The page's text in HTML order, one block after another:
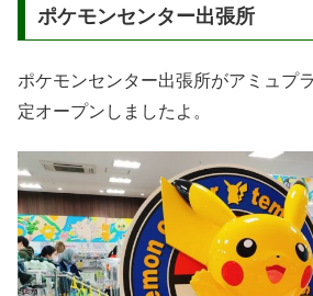
ポケモンセンター出張所
ポケモンセンター出張所がアミュプ
定オープンしましたよ。